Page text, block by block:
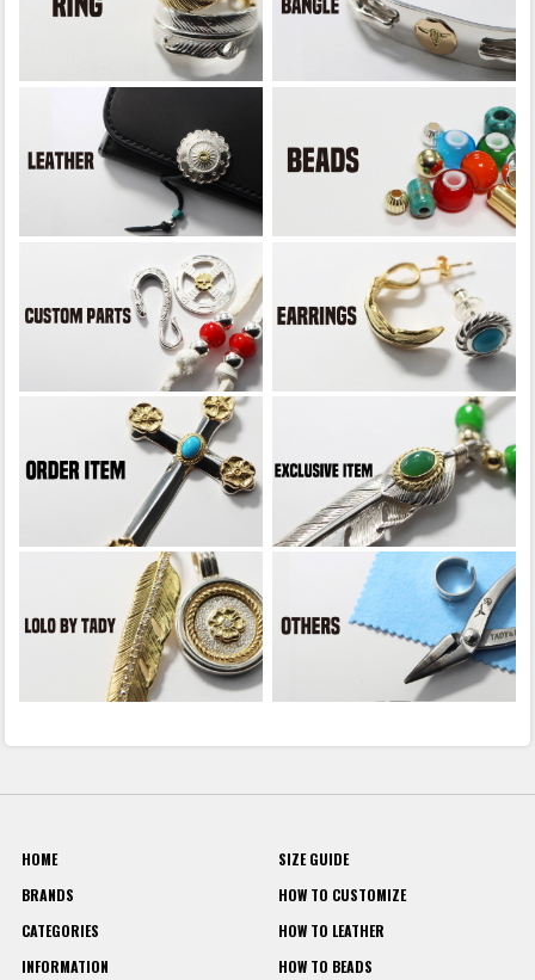
HOME
BRANDS
CATEGORIES
INFORMATION
SIZE GUIDE
HOW TO CUSTOMIZE
HOW TO LEATHER
HOW TO BEADS